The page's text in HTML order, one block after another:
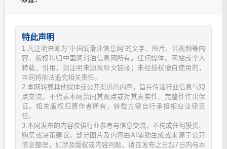
特此声明
1.凡注明来源为“中国润滑油信息网”的文字、图片、音视频等内
容，版权均归中国润滑油信息网所有。任何媒体、网站或个人
转载、引用，须注明来源及原文链接；未经授权擅自使用的，
本网将依法追究相关责任。
2.本网转载其他媒体或公开渠道的内容，旨在传递行业信息与观
点交流，不代表本网赞同其观点或对其真实性、完整性作出保
证。相关版权归原作者所有，转载方需自行承担相应法律责
任。
3.本网发布的内容仅供行业参考与信息交流，不构成任何投资、
购买或决策建议。部分图片及内容由AI辅助生成或来源于公开
信息整理，如涉及版权或内容问题，请在发布之日起7日内与本